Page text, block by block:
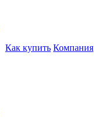
Как купить Компания